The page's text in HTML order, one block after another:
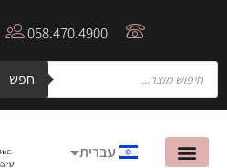
058.470.4900
חפש
עברית
English